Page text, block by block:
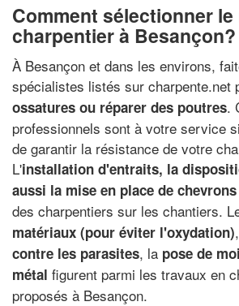
Comment sélectionner
charpentier à Besançon?
À Besançon et dans les environs,
spécialistes listés sur charpente.net
ossatures ou réparer des poutres.
professionnels sont à votre service
de garantir la résistance de votre
L'installation d'entraits, la
aussi la mise en place de chevrons
des charpentiers sur les chantiers.
matériaux (pour éviter l'oxydation)
contre les parasites, la pose de
métal figurent parmi les travaux en
proposés à Besançon.